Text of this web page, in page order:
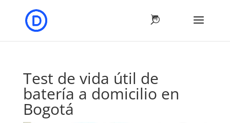
Test de vida útil de
batería a domicilio en
Bogotá